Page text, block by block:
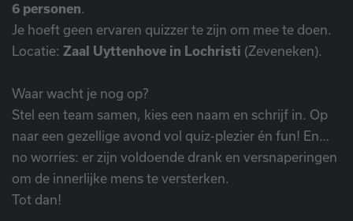
6 personen.
Je hoeft geen ervaren quizzer te zijn om mee te doen.
Locatie: Zaal Uyttenhove in Lochristi (Zeveneken).
Waar wacht je nog op?
Stel een team samen, kies een naam en schrijf in. Op
naar een gezellige avond vol quiz-plezier én fun! En…
no worries: er zijn voldoende drank en versnaperingen
om de innerlijke mens te versterken.
Tot dan!